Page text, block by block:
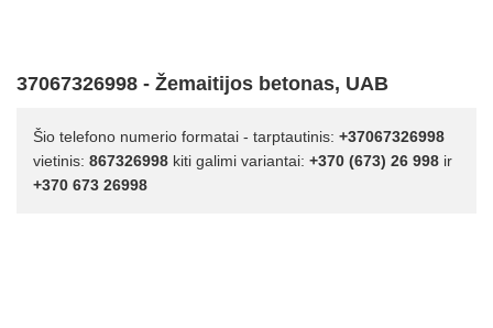
37067326998 - Žemaitijos betonas, UAB
Šio telefono numerio formatai - tarptautinis: +37067326998
vietinis: 867326998 kiti galimi variantai: +370 (673) 26 998 ir
+370 673 26998